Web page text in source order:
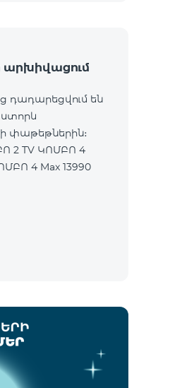
դադարեցվում են
ստորև
փաթեթներին։
2 TV ԿՈՄԲՈ 4
4 Max 13990